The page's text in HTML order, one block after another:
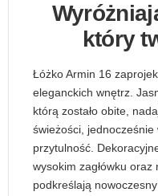
który
Łóżko Armin 16
eleganckich wnętrz.
którą zostało obite,
świeżości, jednocześnie
przytulność.
wysokim zagłówku
podkreślają